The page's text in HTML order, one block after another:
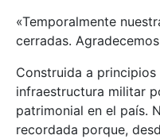
«Temporalmente
cerradas.
Construida a principios
infraestructura militar
patrimonial en el país.
recordada porque,